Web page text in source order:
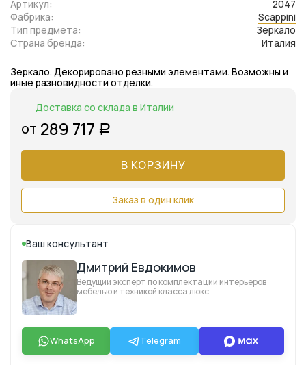
Фабрика: Scappini
Артикул:
2047
Тип предмета:
Зеркало
Страна бренда:
Италия
Зеркало. Декорировано резными элементами. Возможны и
иные разновидности отделки.
Доставка со склада в Италии
от 289 717 Р
В КОРЗИНУ
Заказ в один клик
Ваш консультант
Дмитрий Евдокимов
Ведущий эксперт по комплектации интерьеров
мебелью и техникой класса люкс
WhatsApp Telegram